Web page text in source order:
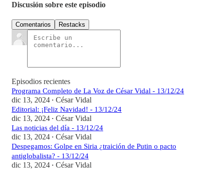
Discusión sobre este episodio
Comentarios Restacks
Episodios recientes
Programa Completo de La Voz de César Vidal - 13/12/24
dic 13, 2024 • César Vidal
Editorial: ¡Feliz Navidad! - 13/12/24
dic 13, 2024 • César Vidal
Las noticias del día - 13/12/24
dic 13, 2024 • César Vidal
Despegamos: Golpe en Siria ¿traición de Putin o pacto
antiglobalista? - 13/12/24
dic 13, 2024 • César Vidal